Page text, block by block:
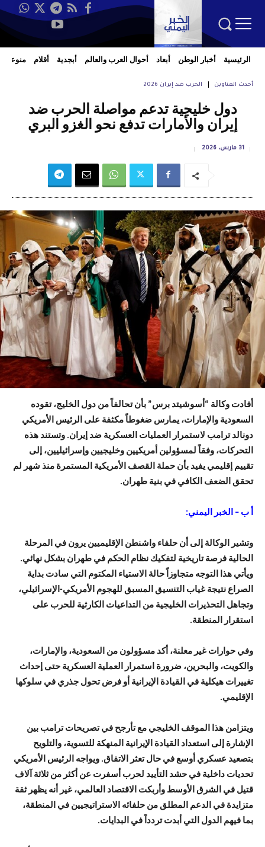
الرئيسية أخبار الوطن أبعاد أحوال العرب والعالم أبجدية أقلام منوعات
أحدث العناوين الحرب ضد إيران 2026
دول خليجية تدعم مواصلة الحرب ضد
إيران والأمارات تدفع نحو الغزو البري
31 مارس، 2026
أفادت وكالة “أسوشيتد برس” بأن تحالفاً من دول الخليج، تقوده
السعودية والإمارات، يمارس ضغوطاً مكثفة على الرئيس الأمريكي
دونالد ترامب لاستمرار العمليات العسكرية ضد إيران. وتستند هذه
التحركات، وفقاً لمسؤولين أمريكيين وخليجيين وإسرائيليين، إلى
تقييم إقليمي يفيد بأن حملة القصف الأمريكية المستمرة منذ شهر لم
تحقق الضعف الكافي في بنية طهران.
أ ب – الخبر اليمني:
وتشير الوكالة إلى أن حلفاء واشنطن الإقليميين يرون في المرحلة
الحالية فرصة تاريخية لتفكيك نظام الحكم في طهران بشكل نهائي.
ويأتي هذا التوجه متجاوزاً حالة الاستياء المكتوم التي سادت بداية
الصراع نتيجة غياب التنسيق المسبق للهجوم الأمريكي-الإسرائيلي،
وتجاهل التحذيرات الخليجية من التداعيات الكارثية للحرب على
استقرار المنطقة.
وفي حوارات غير معلنة، أكد مسؤولون من السعودية، والإمارات،
والكويت، والبحرين، ضرورة استمرار العملية العسكرية حتى إحداث
تغييرات هيكلية في القيادة الإيرانية أو فرض تحول جذري في سلوكها
الإقليمي.
ويتزامن هذا الموقف الخليجي مع تأرجح في تصريحات ترامب بين
الإشارة إلى استعداد القيادة الإيرانية المنهكة للتسوية، والتلويح
بتصعيد عسكري أوسع في حال تعثر الاتفاق. ويواجه الرئيس الأمريكي
تحديات داخلية في حشد التأييد لحرب أسفرت عن أكثر من ثلاثة آلاف
قتيل في الشرق الأوسط وأربكت الاقتصاد العالمي، غير أنه يظهر ثقة
متزايدة في الدعم المطلق من حلفائه الاستراتيجيين في المنطقة،
بما فيهم الدول التي أبدت تردداً في البدايات.